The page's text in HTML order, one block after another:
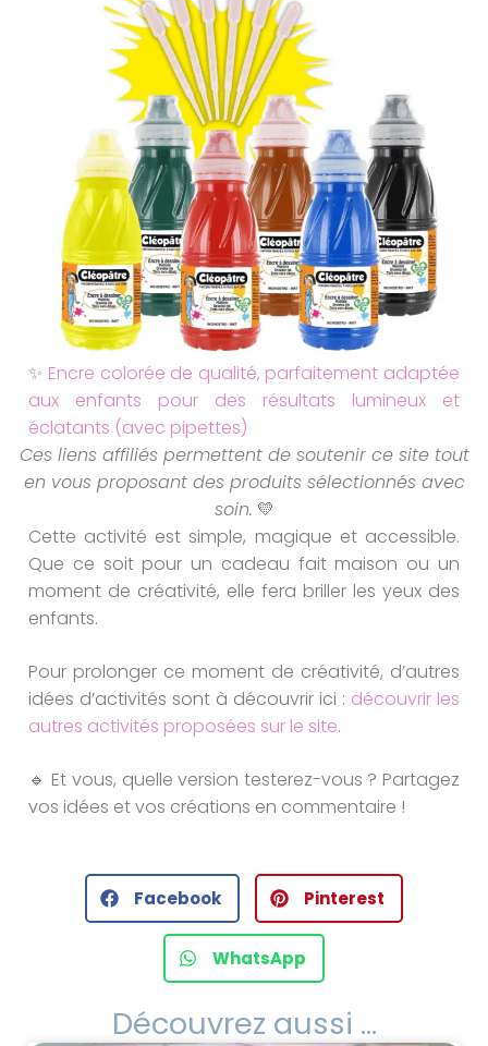
✨ Encre colorée de qualité, parfaitement adaptée
aux enfants pour des résultats lumineux et
éclatants (avec pipettes)
Ces liens affiliés permettent de soutenir ce site tout
en vous proposant des produits sélectionnés avec
soin. 💛
Cette activité est simple, magique et accessible.
Que ce soit pour un cadeau fait maison ou un
moment de créativité, elle fera briller les yeux des
enfants.
Pour prolonger ce moment de créativité, d’autres
idées d’activités sont à découvrir ici : découvrir les
autres activités proposées sur le site.
🔹 Et vous, quelle version testerez-vous ? Partagez
vos idées et vos créations en commentaire !
Facebook Pinterest
WhatsApp
Découvrez aussi ...